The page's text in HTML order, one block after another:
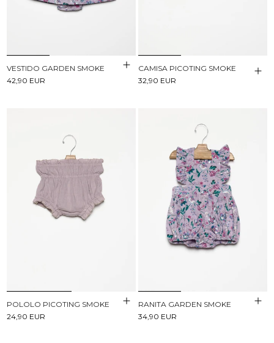
VESTIDO GARDEN SMOKE
42,90 EUR
CAMISA PICOTING SMOKE
32,90 EUR
POLOLO PICOTING SMOKE
24,90 EUR
RANITA GARDEN SMOKE
34,90 EUR